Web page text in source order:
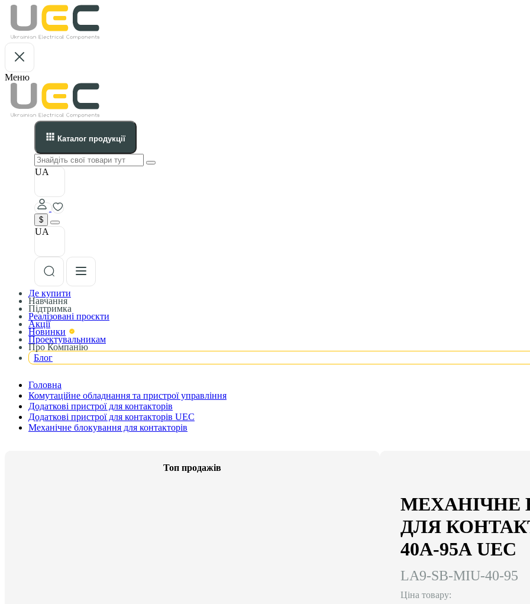
Меню
Каталог продукції
UA
$
UA
Де купити
Навчання
Підтримка
Реалізовані проєкти
Акції
Новинки
Проектувальникам
Про Компанію
Блог
Головна
Комутаційне обладнання та пристрої управління
Додаткові пристрої для контакторів
Додаткові пристрої для контакторів UEC
Механічне блокування для контакторів
Топ продажів
МЕХАНІЧНЕ
ДЛЯ
40А-95А UEC
LA9-SB-MIU-40-95
Ціна товару: